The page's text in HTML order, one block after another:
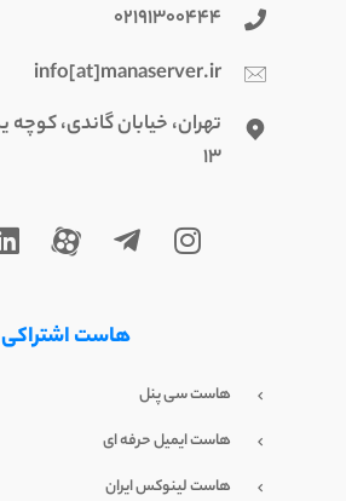
۰۲۱۹۱۳۰۰۴۴۴
info[at]manaserver.ir
۱۳
هاست اشتراکی
هاست سی پنل
هاست ایمیل حرفه ای
هاست لینوکس ایران